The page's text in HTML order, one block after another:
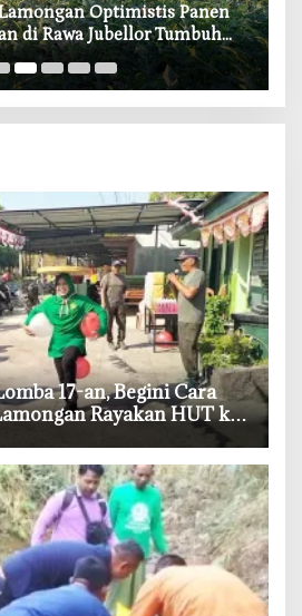
Optimistis Panen
di Rawa Jubellor Tumbuh
17-an, Begini Cara
Rayakan HUT ke-